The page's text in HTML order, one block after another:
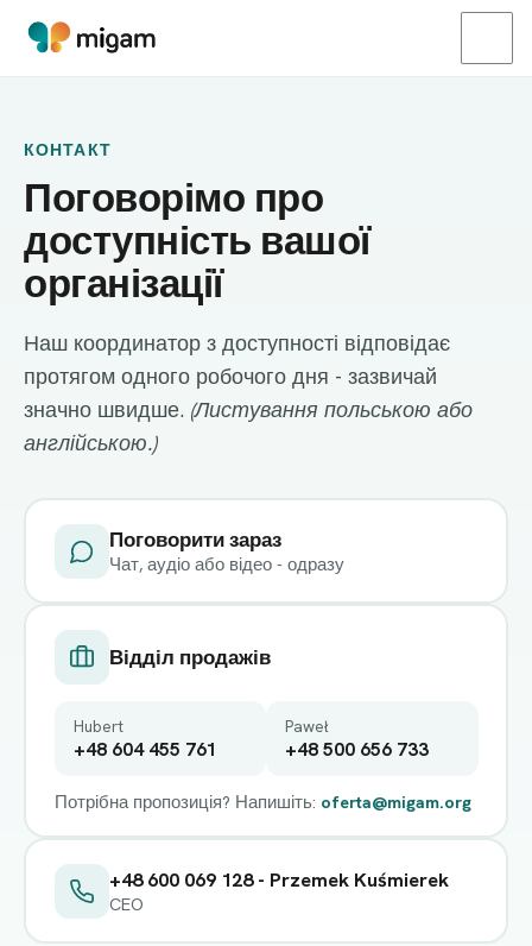
КОНТАКТ
Поговорімо про
доступність вашої
організації
Наш координатор з доступності відповідає
протягом одного робочого дня - зазвичай
значно швидше. (Листування польською або
англійською.)
Поговорити зараз
Чат, аудіо або відео - одразу
Відділ продажів
Hubert
+48 604 455 761
Paweł
+48 500 656 733
Потрібна пропозиція? Напишіть: oferta@migam.org
+48 600 069 128 - Przemek Kuśmierek
CEO